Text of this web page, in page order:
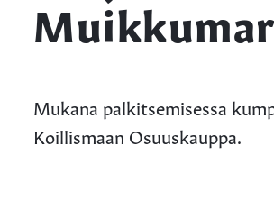
Mukana palkitsemisessa
Koillismaan Osuuskauppa.